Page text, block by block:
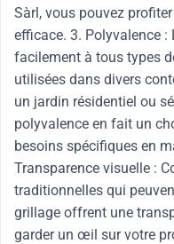
Sàrl, vous pouvez
efficace. 3. Polyvalence :
facilement à tous types
utilisées dans divers
un jardin résidentiel ou
polyvalence en fait un
besoins spécifiques en
Transparence visuelle :
traditionnelles qui
grillage offrent une
garder un œil sur votre